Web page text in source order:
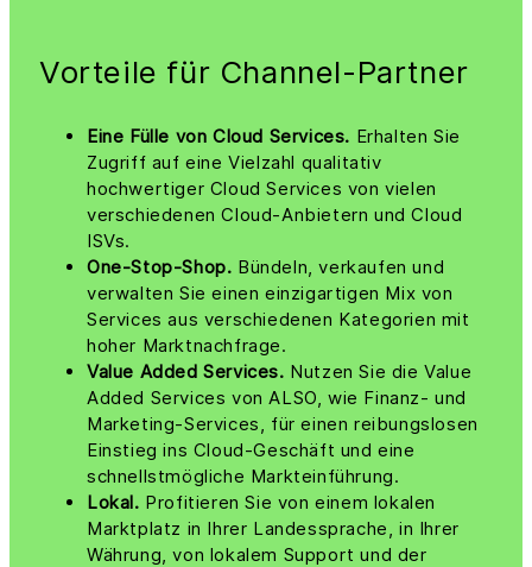
Vorteile für Channel-Partner
Eine Fülle von Cloud Services. Erhalten Sie
Zugriff auf eine Vielzahl qualitativ
hochwertiger Cloud Services von vielen
verschiedenen Cloud-Anbietern und Cloud
ISVs.
One-Stop-Shop. Bündeln, verkaufen und
verwalten Sie einen einzigartigen Mix von
Services aus verschiedenen Kategorien mit
hoher Marktnachfrage.
Value Added Services. Nutzen Sie die Value
Added Services von ALSO, wie Finanz- und
Marketing-Services, für einen reibungslosen
Einstieg ins Cloud-Geschäft und eine
schnellstmögliche Markteinführung.
Lokal. Profitieren Sie von einem lokalen
Marktplatz in Ihrer Landessprache, in Ihrer
Währung, von lokalem Support und der